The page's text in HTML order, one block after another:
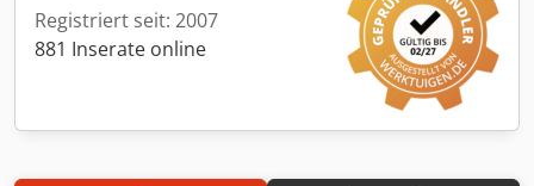
Registriert seit: 2007
881 Inserate online